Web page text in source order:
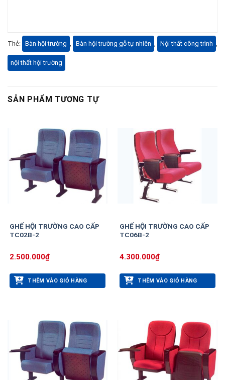
Thẻ: Bàn hội trường Bàn hội trường gỗ tự nhiên Nội thất công trình
nội thất hội trường
SẢN PHẨM TƯƠNG TỰ
GHẾ HỘI TRƯỜNG CAO CẤP
TC02B-2
2.500.000₫
THÊM VÀO GIỎ HÀNG
GHẾ HỘI TRƯỜNG CAO CẤP
TC06B-2
4.300.000₫
THÊM VÀO GIỎ HÀNG